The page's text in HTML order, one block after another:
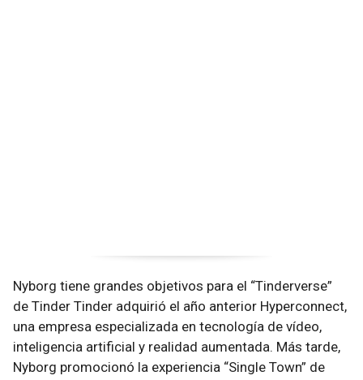
Nyborg tiene grandes objetivos para el “Tinderverse”
de Tinder Tinder adquirió el año anterior Hyperconnect,
una empresa especializada en tecnología de vídeo,
inteligencia artificial y realidad aumentada. Más tarde,
Nyborg promocionó la experiencia “Single Town” de